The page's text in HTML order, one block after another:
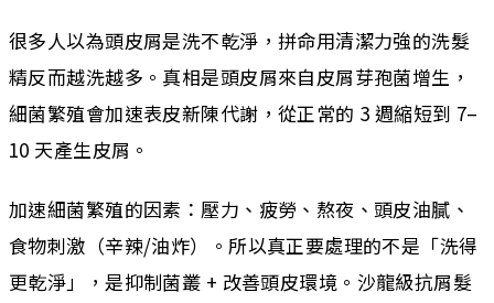
很多人以為頭皮屑是洗不乾淨，拼命用清潔力強的洗髮
精反而越洗越多。真相是頭皮屑來自皮屑芽孢菌增生，
細菌繁殖會加速表皮新陳代謝，從正常的 3 週縮短到 7–
10 天產生皮屑。
加速細菌繁殖的因素：壓力、疲勞、熬夜、頭皮油膩、
食物刺激（辛辣/油炸）。所以真正要處理的不是「洗得
更乾淨」，是抑制菌叢 + 改善頭皮環境。沙龍級抗屑髮